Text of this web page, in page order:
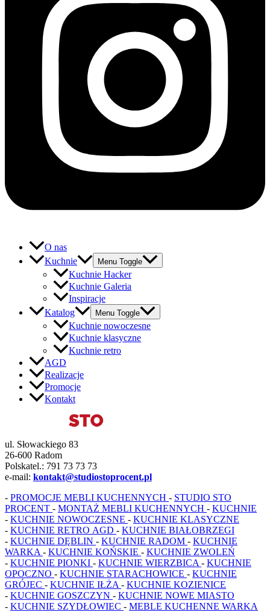
O nas
Kuchnie
Menu Toggle
Kuchnie Hacker
Kuchnie Galeria
Inspiracje
Katalog
Menu Toggle
Kuchnie nowoczesne
Kuchnie klasyczne
Kuchnie retro
AGD
Realizacje
Promocje
Kontakt
ul. Słowackiego 83
26-600 Radom
Polskatel.: 791 73 73 73
e-mail: kontakt@studiostoprocent.pl
- PROMOCJE MEBLI KUCHENNYCH - STUDIO STO
PROCENT - MONTAŻ MEBLI KUCHENNYCH - KUCHNIE
- KUCHNIE NOWOCZESNE - KUCHNIE KLASYCZNE
- KUCHNIE RETRO AGD - KUCHNIE BIAŁOBRZEGI
- KUCHNIE DĘBLIN - KUCHNIE RADOM - KUCHNIE
WARKA - KUCHNIE KOŃSKIE - KUCHNIE ZWOLEŃ
- KUCHNIE PIONKI - KUCHNIE WIERZBICA - KUCHNIE
OPOCZNO - KUCHNIE STARACHOWICE - KUCHNIE
GRÓJEC - KUCHNIE IŁŻA - KUCHNIE KOZIENICE
- KUCHNIE GOSZCZYN - KUCHNIE NOWE MIASTO
- KUCHNIE SZYDŁOWIEC - MEBLE KUCHENNE WARKA